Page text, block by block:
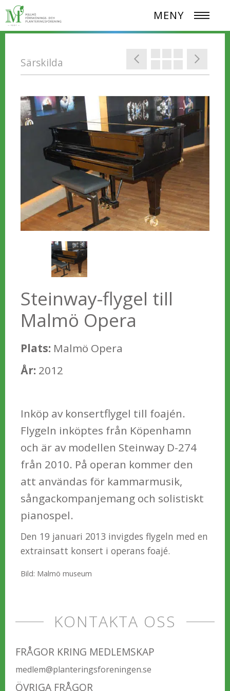
MENY
Särskilda
Steinway-flygel till
Malmö Opera
Plats: Malmö Opera
År: 2012
Inköp av konsertflygel till foajén.
Flygeln inköptes från Köpenhamn
och är av modellen Steinway D-274
från 2010. På operan kommer den
att användas för kammarmusik,
sångackompanjemang och solistiskt
pianospel.
Den 19 januari 2013 invigdes flygeln med en
extrainsatt konsert i operans foajé.
Bild: Malmö museum
KONTAKTA OSS
FRÅGOR KRING MEDLEMSKAP
medlem@planteringsforeningen.se
ÖVRIGA FRÅGOR